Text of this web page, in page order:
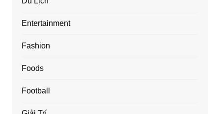
Entertainment
Fashion
Foods
Football